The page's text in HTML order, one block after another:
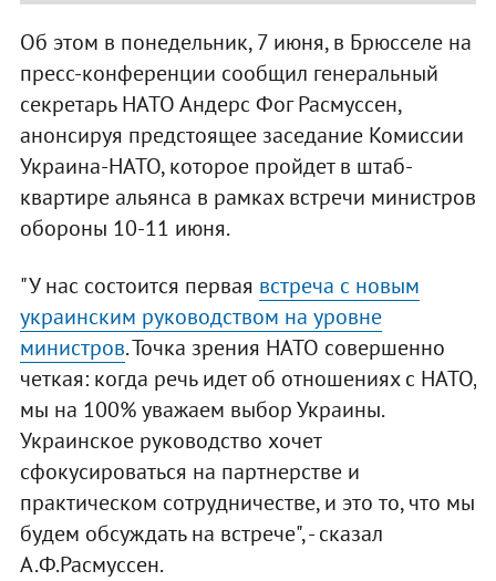
Об этом в понедельник, 7 июня, в Брюсселе на
пресс-конференции сообщил генеральный
секретарь НАТО Андерс Фог Расмуссен,
анонсируя предстоящее заседание Комиссии
Украина-НАТО, которое пройдет в штаб-
квартире альянса в рамках встречи министров
обороны 10-11 июня.
"У нас состоится первая встреча с новым
украинским руководством на уровне
министров. Точка зрения НАТО совершенно
четкая: когда речь идет об отношениях с НАТО,
мы на 100% уважаем выбор Украины.
Украинское руководство хочет
сфокусироваться на партнерстве и
практическом сотрудничестве, и это то, что мы
будем обсуждать на встрече", - сказал
А.Ф.Расмуссен.